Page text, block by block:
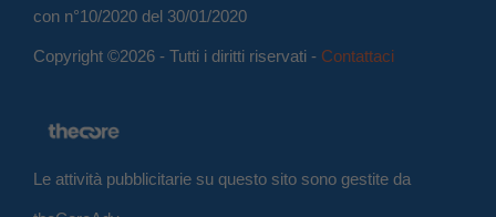
con n°10/2020 del 30/01/2020
Copyright ©2026 - Tutti i diritti riservati - Contattaci
Le attività pubblicitarie su questo sito sono gestite da